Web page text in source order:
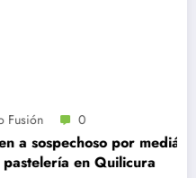
por mediático
Quilicura